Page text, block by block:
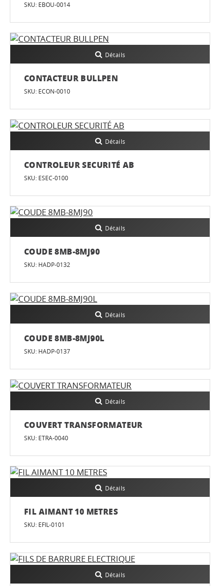
SKU: EBOU-0014
Détails
CONTACTEUR BULLPEN
SKU: ECON-0010
Détails
CONTROLEUR SECURITÉ AB
SKU: ESEC-0100
Détails
COUDE 8MB-8MJ90
SKU: HADP-0132
Détails
COUDE 8MB-8MJ90L
SKU: HADP-0137
Détails
COUVERT TRANSFORMATEUR
SKU: ETRA-0040
Détails
FIL AIMANT 10 METRES
SKU: EFIL-0101
Détails